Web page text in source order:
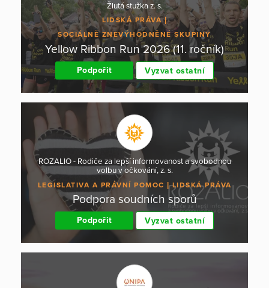
Žlutá stužka z. s.
LIDSKÁ PRÁVA
SOCIÁLNĚ ZNEVÝHODNĚNÉ SKUPINY
Yellow Ribbon Run 2026 (11. ročník)
Podpořit Vyzvat ostatní
ROZALIO - Rodiče za lepší informovanost a svobodnou
volbu v očkování, z. s.
LEGISLATIVA A PRÁVNÍ POMOC LIDSKÁ PRÁVA
Podpora soudních sporů
Podpořit Vyzvat ostatní